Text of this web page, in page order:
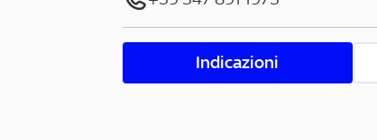
Indicazioni